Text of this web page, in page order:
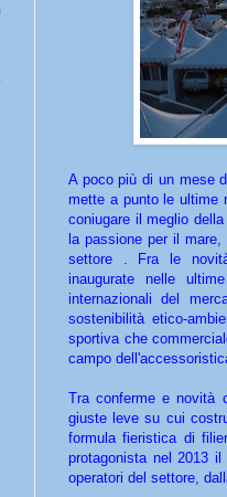
A poco più di un mese
mette a punto le ultime
coniugare il meglio
la passione per il
settore . Fra le
inaugurate nelle
internazionali del
sostenibilità etico-
sportiva che
campo
Tra conferme e novità
giuste leve su cui
formula fieristica di
protagonista nel 2013
operatori del settore,